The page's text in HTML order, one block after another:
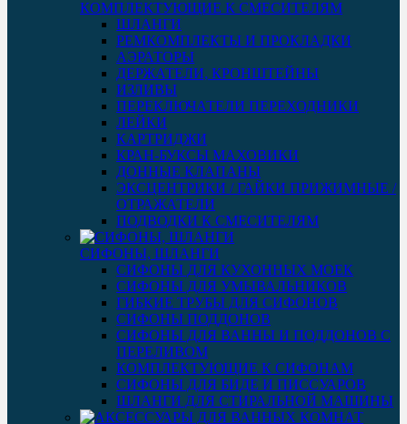
КОМПЛЕКТУЮЩИЕ К СМЕСИТЕЛЯМ
ШЛАНГИ
РЕМКОМПЛЕКТЫ И ПРОКЛАДКИ
АЭРАТОРЫ
ДЕРЖАТЕЛИ, КРОНШТЕЙНЫ
ИЗЛИВЫ
ПЕРЕКЛЮЧАТЕЛИ ПЕРЕХОДНИКИ
ЛЕЙКИ
КАРТРИДЖИ
КРАН-БУКСЫ МАХОВИКИ
ДОННЫЕ КЛАПАНЫ
ЭКСЦЕНТРИКИ / ГАЙКИ ПРИЖИМНЫЕ /
ОТРАЖАТЕЛИ
ПОДВОДКИ К СМЕСИТЕЛЯМ
СИФОНЫ, ШЛАНГИ
СИФОНЫ ДЛЯ КУХОННЫХ МОЕК
СИФОНЫ ДЛЯ УМЫВАЛЬНИКОВ
ГИБКИЕ ТРУБЫ ДЛЯ СИФОНОВ
СИФОНЫ ПОДДОНОВ
СИФОНЫ ДЛЯ ВАННЫ И ПОДДОНОВ С
ПЕРЕЛИВОМ
КОМПЛЕКТУЮЩИЕ К СИФОНАМ
СИФОНЫ ДЛЯ БИДЕ И ПИССУАРОВ
ШЛАНГИ ДЛЯ СТИРАЛЬНОЙ МАШИНЫ